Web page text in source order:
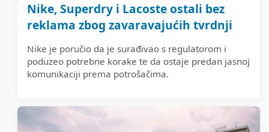
Nike, Superdry i Lacoste ostali bez
reklama zbog zavaravajućih tvrdnji
Nike je poručio da je surađivao s regulatorom i
poduzeo potrebne korake te da ostaje predan jasnoj
komunikaciji prema potrošačima.